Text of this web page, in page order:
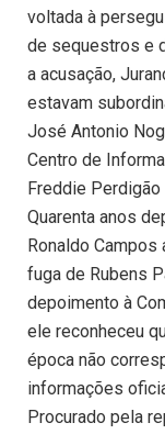
voltada à
de sequestros e
a acusação,
estavam
José Antonio
Centro de
Freddie Perdigão
Quarenta anos
Ronaldo
fuga de Rubens
depoimento à
ele reconheceu
época não
informações
Procurado pela